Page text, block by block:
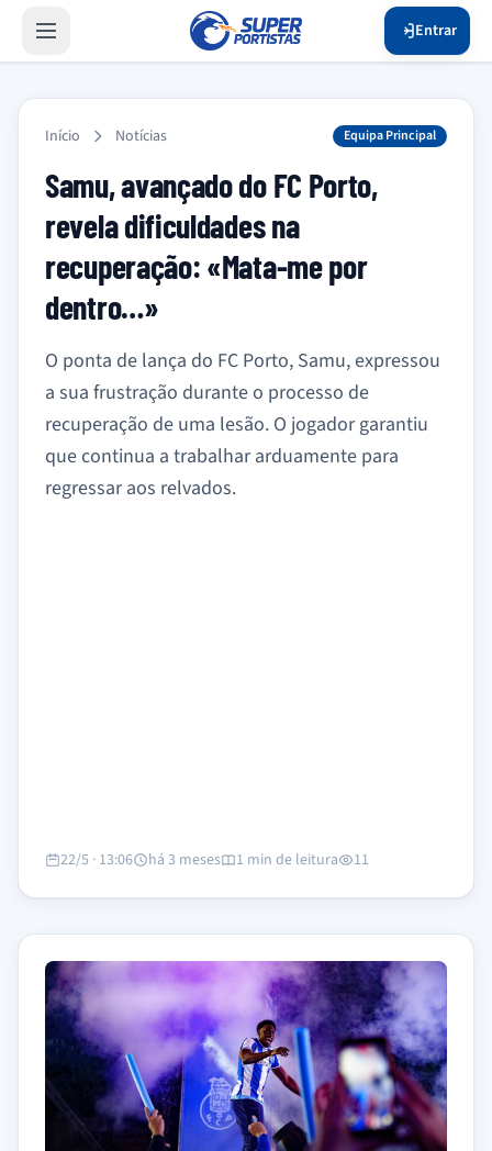
Entrar
Início Notícias Equipa Principal
Samu, avançado do FC Porto,
revela dificuldades na
recuperação: «Mata-me por
dentro…»
O ponta de lança do FC Porto, Samu, expressou
a sua frustração durante o processo de
recuperação de uma lesão. O jogador garantiu
que continua a trabalhar arduamente para
regressar aos relvados.
22/5 · 13:06 há 3 meses 1 min de leitura 11